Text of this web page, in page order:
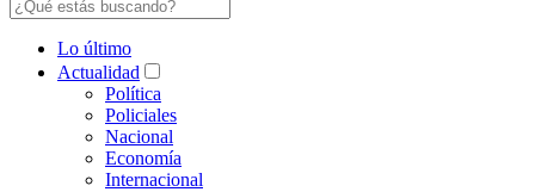
Lo último
Actualidad
Política
Policiales
Nacional
Economía
Internacional